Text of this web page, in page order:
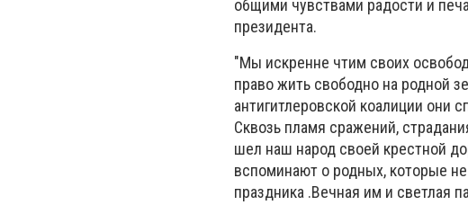
общими чувствами радости и
президента.
"Мы искренне чтим своих
право жить свободно на родной
антигитлеровской коалиции они
Сквозь пламя сражений,
шел наш народ своей крестной
вспоминают о родных, которые
праздника .Вечная им и светлая